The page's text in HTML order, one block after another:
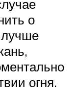
о
лучше
огня.